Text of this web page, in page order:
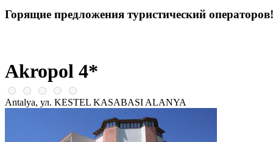
Горящие предложения туристический операторов!
Akropol 4*
Antalya, ул. KESTEL KASABASI ALANYA